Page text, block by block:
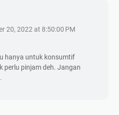
20, 2022 at 8:50:00 PM
hanya untuk konsumtif
perlu pinjam deh. Jangan